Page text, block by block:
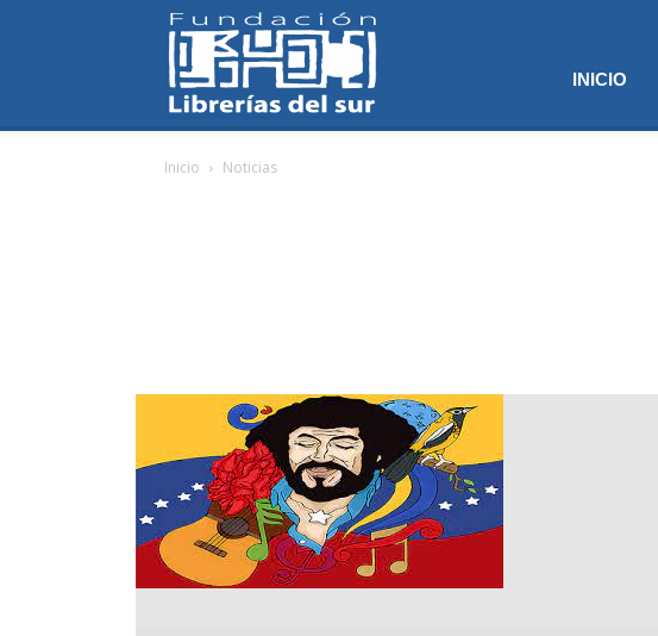
Sur
INICIO
Inicio Noticias